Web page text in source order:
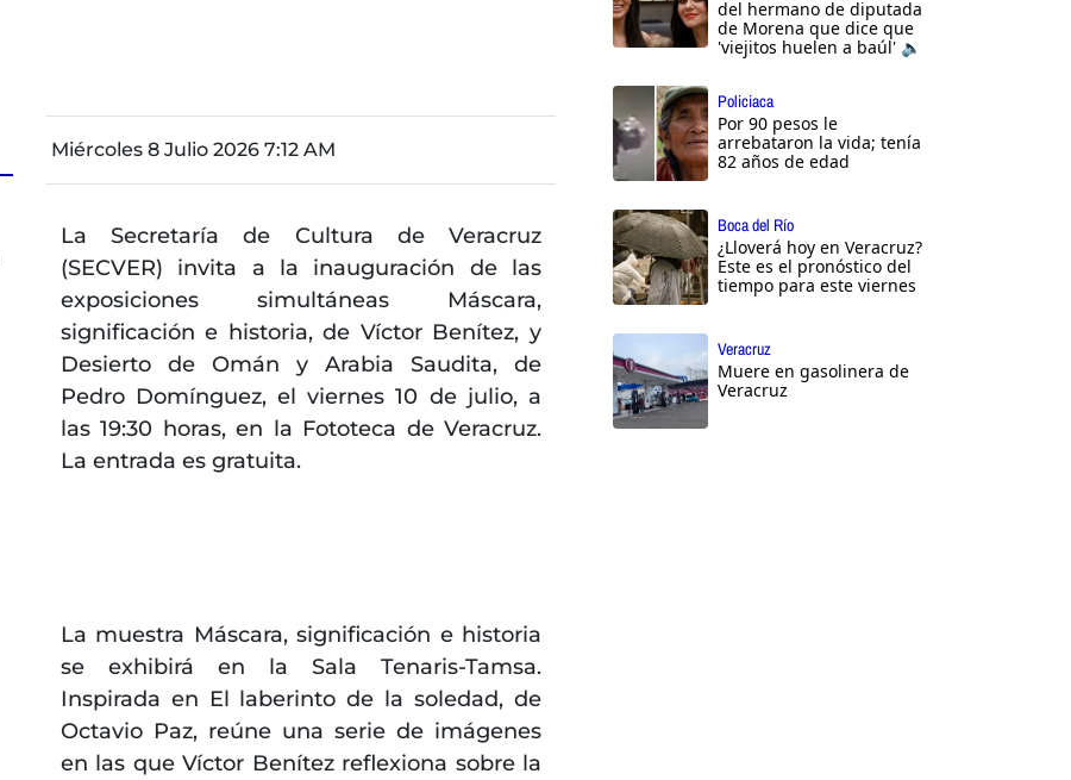
Miércoles 8 Julio 2026 7:12 AM
La Secretaría de Cultura de Veracruz
(SECVER) invita a la inauguración de las
exposiciones simultáneas Máscara,
significación e historia, de Víctor Benítez, y
Desierto de Omán y Arabia Saudita, de
Pedro Domínguez, el viernes 10 de julio, a
las 19:30 horas, en la Fototeca de Veracruz.
La entrada es gratuita.
La muestra Máscara, significación e historia
se exhibirá en la Sala Tenaris-Tamsa.
Inspirada en El laberinto de la soledad, de
Octavio Paz, reúne una serie de imágenes
en las que Víctor Benítez reflexiona sobre la
del hermano de diputada
de Morena que dice que
'viejitos huelen a baúl' 🔈
Policiaca
Por 90 pesos le
arrebataron la vida; tenía
82 años de edad
Boca del Río
¿Lloverá hoy en Veracruz?
Este es el pronóstico del
tiempo para este viernes
Veracruz
Muere en gasolinera de
Veracruz